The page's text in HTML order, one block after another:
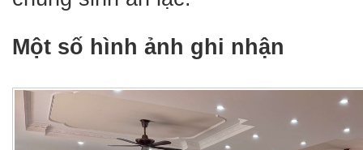
Một số hình ảnh ghi nhận